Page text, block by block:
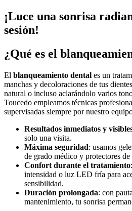
¡Luce una sonrisa
sesión!
¿Qué es el
El blanqueamiento dental es un
manchas y decoloraciones de tus
natural o incluso aclarándolo varios
Toucedo empleamos técnicas
supervisadas siempre por nuestro
Resultados inmediatos y
solo una visita.
Máxima seguridad: usamos
de grado médico y protectores de
Confort durante el tratamiento
intensidad o luz LED fría para
sensibilidad.
Duración prolongada: con
mantenimiento, tu sonrisa